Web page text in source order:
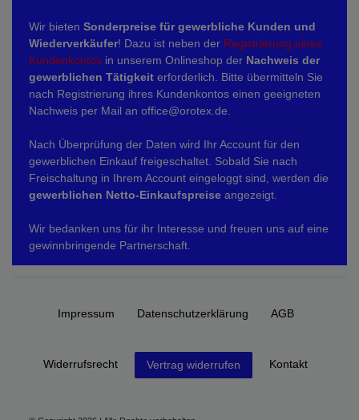
Wir bieten Sonderpreise für gewerbliche Kunden und
Wiederverkäufer! Dazu ist neben der Registrierung eines
Kundenkontos in unserem Onlineshop der Nachweis der
gewerblichen Tätigkeit erforderlich. Bitte übermitteln Sie
nach Registrierung ihres Kundenkontos einen geeigneten
Nachweis per Mail an office@orotex.de.
Nach Überprüfung der Daten wird Ihr Account für den
gewerblichen Einkauf freigeschaltet. Sobald Sie nach
Freischaltung in Ihrem Account eingeloggt sind, werden die
gewerblichen Netto-Einkaufspreise angezeigt.
Wir bedanken uns für ihr Interesse und freuen uns auf eine
gewinnbringende Partnerschaft.
Impressum Daten­schutz­erklärung AGB
Widerrufs­recht Vertrag widerrufen Kontakt